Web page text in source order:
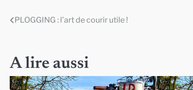
Navigation
l’article
PLOGGING : l’art de courir utile !
A lire aussi